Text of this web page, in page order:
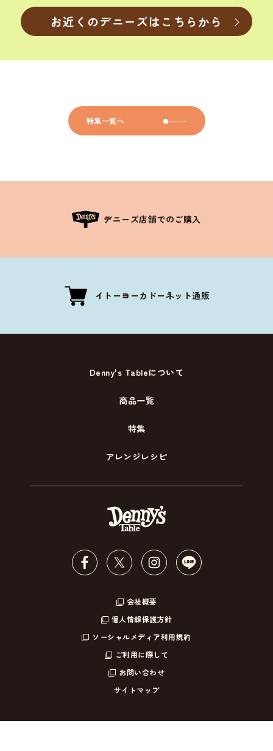
お近くのデニーズはこちらから
特集一覧へ
デニーズ店舗でのご購入
イトーヨーカドーネット通販
Denny's Tableについて
商品一覧
特集
アレンジレシピ
会社概要
個人情報保護方針
ソーシャルメディア利用規約
ご利用に際して
お問い合わせ
サイトマップ